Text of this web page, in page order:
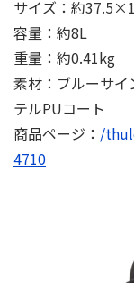
サイズ：約
容量：約8L
重量：約0.41kg
素材：ブルーサ
テルPUコート
商品ページ： /
4710